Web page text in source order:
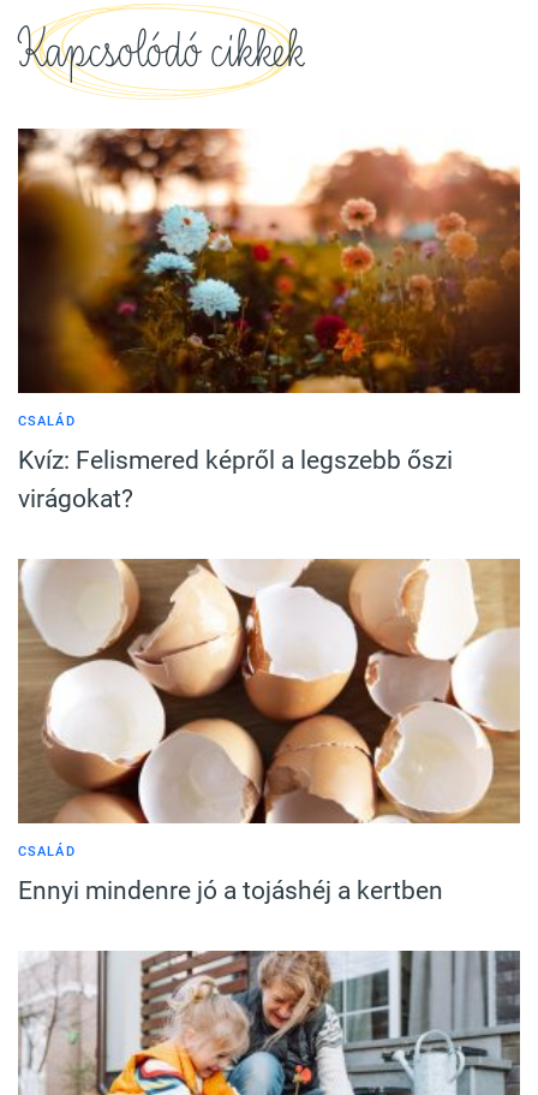
Kapcsolódó cikkek
CSALÁD
Kvíz: Felismered képről a legszebb őszi
virágokat?
CSALÁD
Ennyi mindenre jó a tojáshéj a kertben